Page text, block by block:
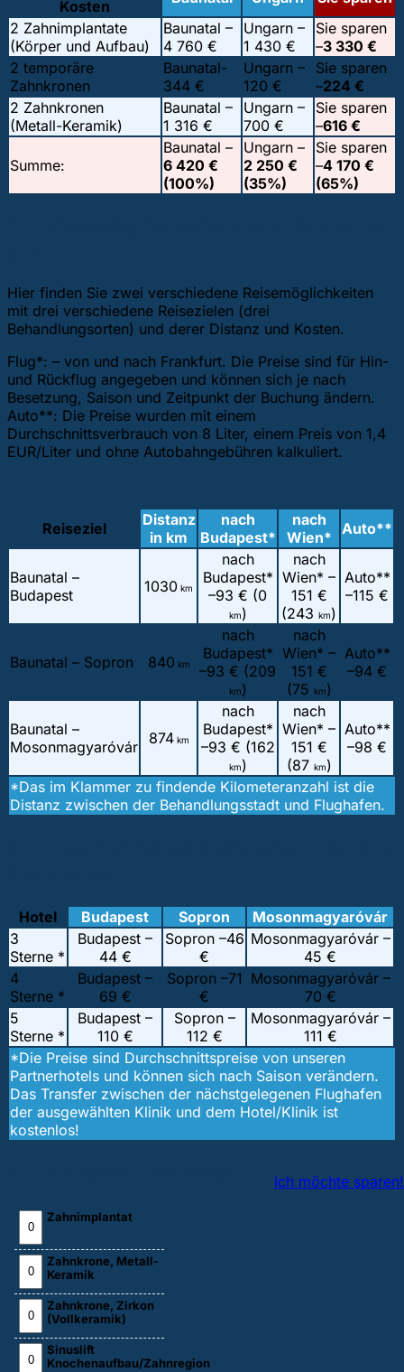
Kosten
2 Zahnimplantate
(Körper und Aufbau)
Baunatal –
4 760 €
Ungarn –
1 430 €
Sie sparen
–3 330 €
2 temporäre
Zahnkronen
Baunatal-
344 €
Ungarn –
120 €
Sie sparen
–224 €
2 Zahnkronen
(Metall-Keramik)
Baunatal –
1 316 €
Ungarn –
700 €
Sie sparen
–616 €
Summe:
Baunatal –
6 420 €
(100%)
Ungarn –
2 250 €
(35%)
Sie sparen
–4 170 €
(65%)
Hier finden Sie zwei verschiedene Reisemöglichkeiten
mit drei verschiedene Reisezielen (drei
Behandlungsorten) und derer Distanz und Kosten.
Flug*: – von und nach Frankfurt. Die Preise sind für Hin-
und Rückflug angegeben und können sich je nach
Besetzung, Saison und Zeitpunkt der Buchung ändern.
Auto**: Die Preise wurden mit einem
Durchschnittsverbrauch von 8 Liter, einem Preis von 1,4
EUR/Liter und ohne Autobahngebühren kalkuliert.
Reiseziel
Distanz
in km
nach
Budapest*
nach
Wien* Auto**
Baunatal –
Budapest
1030 km
nach
Budapest*
–93 € (0
km)
nach
Wien* –
151 €
(243 km)
Auto**
–115 €
Baunatal – Sopron 840 km
nach
Budapest*
–93 € (209
km)
nach
Wien* –
151 €
(75 km)
Auto**
–94 €
Baunatal –
Mosonmagyaróvár
874km
nach
Budapest*
–93 € (162
km)
nach
Wien* –
151 €
(87 km)
Auto**
–98 €
*Das im Klammer zu findende Kilometeranzahl ist die
Distanz zwischen der Behandlungsstadt und Flughafen.
Hotel Budapest Sopron
Mosonmagyaróvár
3
Sterne *
Budapest –
44 €
Sopron –46
€
Mosonmagyaróvár –
45 €
4
Sterne *
Budapest –
69 €
Sopron –71
€
Mosonmagyaróvár –
70 €
5
Sterne *
Budapest –
110 €
Sopron –
112 €
Mosonmagyaróvár –
111 €
*Die Preise sind Durchschnittspreise von unseren
Partnerhotels und können sich nach Saison verändern.
Das Transfer zwischen der nächstgelegenen Flughafen
der ausgewählten Klinik und dem Hotel/Klinik ist
kostenlos!
Ich möchte sparen!
Zahnimplantat
Zahnkrone, Metall-
Keramik
Zahnkrone, Zirkon
(Vollkeramik)
Sinuslift
Knochenaufbau/Zahnregion